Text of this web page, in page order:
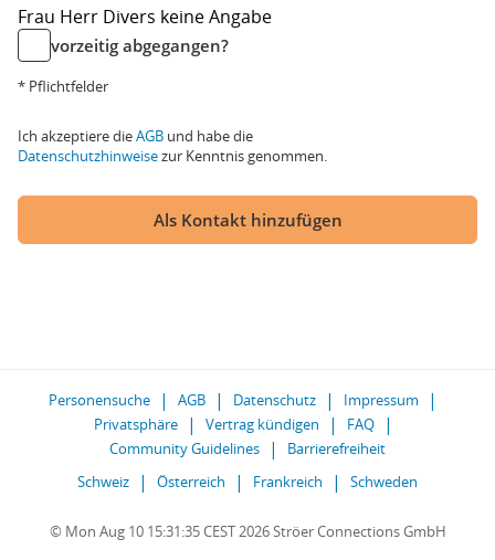
Frau Herr Divers keine Angabe
vorzeitig abgegangen?
* Pflichtfelder
Ich akzeptiere dieAGB und habe die
Datenschutzhinweisezur Kenntnis genommen.
Als Kontakt hinzufügen
Personensuche AGB Datenschutz
Impressum
Privatsphäre
Vertrag kündigen
FAQ
Community Guidelines
Barrierefreiheit
Schweiz
Österreich Frankreich Schweden
© Mon Aug 10 15:31:35 CEST 2026 Ströer Connections GmbH